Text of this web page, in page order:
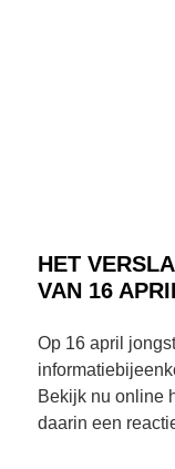
HET
VAN 16
Op 16 april
Bekijk nu online
daarin een